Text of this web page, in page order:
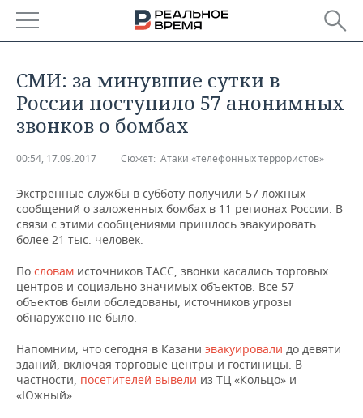
БАШКОРТОСТАН
ТАТАРСТАН
НОВОСТИ
АНАЛИТИКА
ДЕКЛАРАЦИИ О ДОХОДАХ
КОРОЛИ ГОСЗАКАЗА ПФО
ВУЗЫ ТАТАРСТАНА
КОМУ ПРИНАДЛЕЖАТ
ТАТАРСТАНА
НОВОСТИ ЭКОНОМИКИ
ФИНАНСЫ
БАНКИ
БЮДЖЕТ
ИНВЕСТИЦИИ
ПРОМЫШЛЕННОСТЬ
НОВОСТИ
АГРОПРОМ
НЕФТЕХИМИЯ
НЕДВИЖИМОСТЬ
НОВОСТИ НЕДВИЖИМОСТИ
АВТО
НОВОСТИ АВТО
БИЗНЕС
НОВОСТИ БИЗНЕСА
РОЗНИЧНАЯ ТОРГОВЛЯ
ТЕХНОЛОГИИ
НОВОСТИ ТЕХНОЛОГИЙ
МЕРОПРИЯТИЯ
СМИ: за минувшие сутки в
России поступило 57 анонимных
звонков о бомбах
00:54, 17.09.2017 Сюжет: Атаки «телефонных террористов»
Экстренные службы в субботу получили 57 ложных
сообщений о заложенных бомбах в 11 регионах России. В
связи с этими сообщениями пришлось эвакуировать
более 21 тыс. человек.
По словам источников ТАСС, звонки касались торговых
центров и социально значимых объектов. Все 57
объектов были обследованы, источников угрозы
обнаружено не было.
Напомним, что сегодня в Казани эвакуировали до девяти
зданий, включая торговые центры и гостиницы. В
частности, посетителей вывели из ТЦ «Кольцо» и
«Южный».